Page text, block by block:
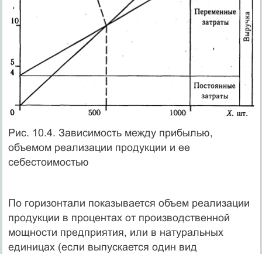
Рис. 10.4. Зависимость между прибылью,
объемом реализации продукции и ее
себестоимостью
По горизонтали показывается объем реализации
продукции в процентах от производственной
мощности предприятия, или в натуральных
единицах (если выпускается один вид